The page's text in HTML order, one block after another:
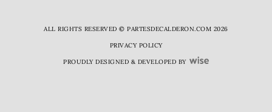
ALL RIGHTS RESERVED © PARTESDECALDERON.COM 2026
PRIVACY POLICY
PROUDLY DESIGNED & DEVELOPED BY